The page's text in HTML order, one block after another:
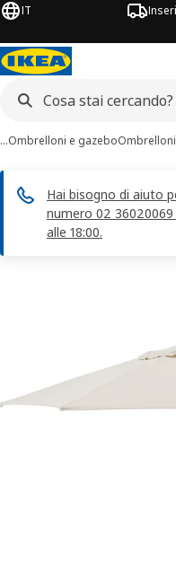
IT
…Ombrelloni e gazebo
Hai bisogno di aiuto
numero 02 36020069
alle 18:00.